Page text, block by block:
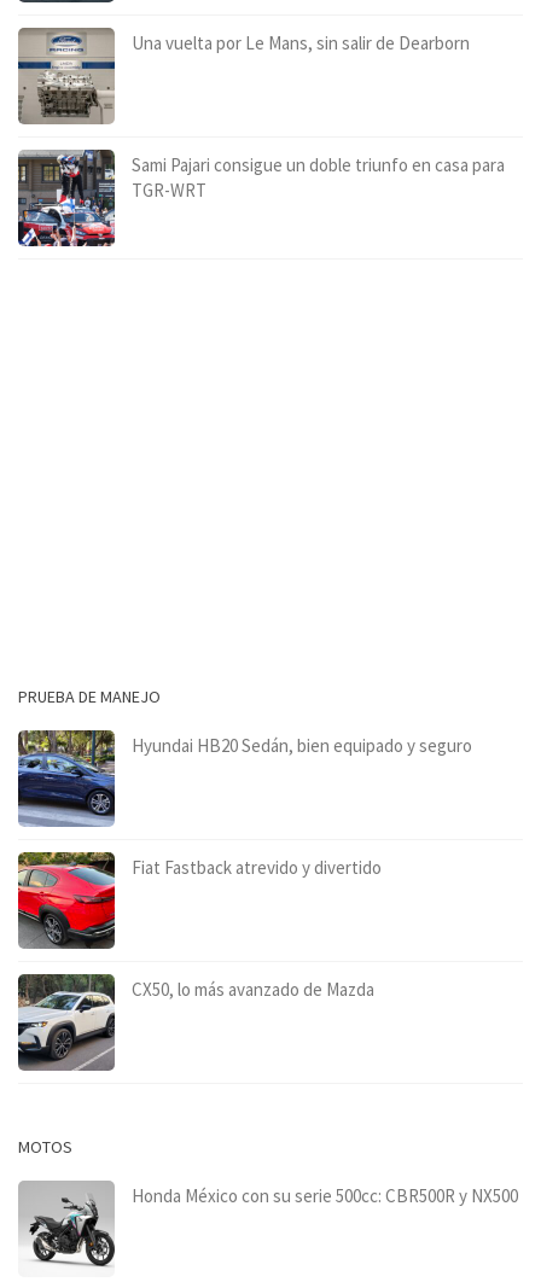
Una vuelta por Le Mans, sin salir de Dearborn
Sami Pajari consigue un doble triunfo en casa para
TGR-WRT
PRUEBA DE MANEJO
Hyundai HB20 Sedán, bien equipado y seguro
Fiat Fastback atrevido y divertido
CX50, lo más avanzado de Mazda
MOTOS
Honda México con su serie 500cc: CBR500R y NX500